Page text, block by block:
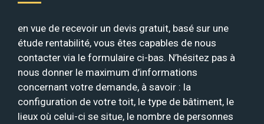
en vue de recevoir un devis gratuit, basé sur une
étude rentabilité, vous êtes capables de nous
contacter via le formulaire ci-bas. N’hésitez pas à
nous donner le maximum d’informations
concernant votre demande, à savoir : la
configuration de votre toit, le type de bâtiment, le
lieux où celui-ci se situe, le nombre de personnes